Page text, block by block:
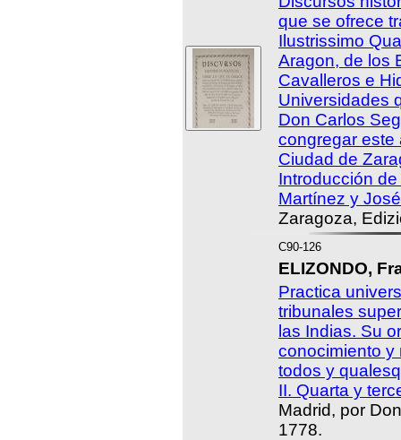
que se ofrece
Ilustrissimo
Aragon, de los
Cavalleros e
Universidades
Don Carlos
congregar este
Ciudad de
Introducción
Martínez y
Zaragoza,
C90-126
ELIZONDO,
Practica
tribunales
las Indias. Su
conocimiento y
todos y
II. Quarta y
Madrid, por
1778.